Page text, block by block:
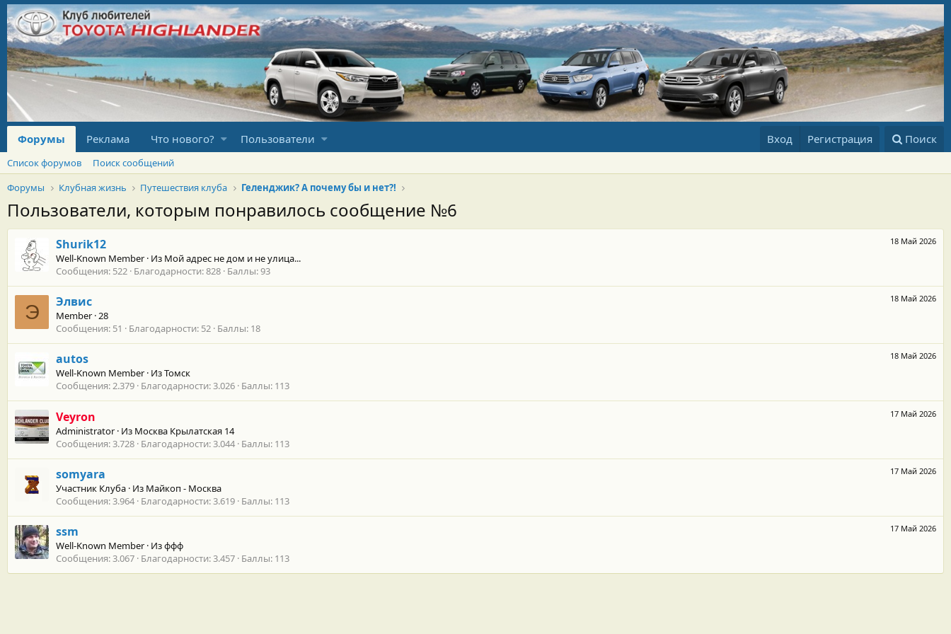
Форумы Реклама Что нового? Пользователи Вход Регистрация Поиск
Список форумов
Поиск сообщений
Форумы
Клубная жизнь Путешествия клуба Геленджик? А почему бы и нет?!
Пользователи, которым понравилось сообщение №6
18 Май 2026
Shurik12
Well-Known Member · Из Мой адрес не дом и не улица...
Сообщения 522 Благодарности 828 Баллы 93
Э
18 Май 2026
Элвис
Member ·28
Сообщения 51 Благодарности 52 Баллы 18
18 Май 2026
autos
Well-Known Member · ИзТомск
Сообщения 2.379 Благодарности 3.026 Баллы 113
17 Май 2026
Veyron
Administrator · Из Москва Крылатская 14
Сообщения 3.728 Благодарности 3.044 Баллы 113
17 Май 2026
somyara
Участник Клуба · Из Майкоп - Москва
Сообщения 3.964 Благодарности 3.619 Баллы 113
17 Май 2026
ssm
Well-Known Member · Изффф
Сообщения 3.067 Благодарности 3.457 Баллы 113